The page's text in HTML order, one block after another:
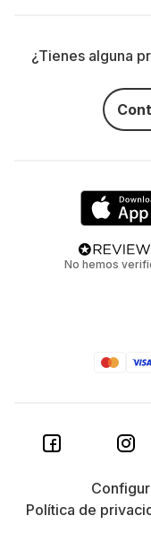
¿Tienes alguna
No hemos
Política de